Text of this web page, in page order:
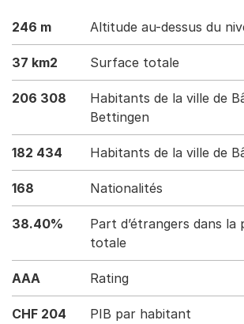
246 m Altitude au-dessus du
37 km2 Surface totale
206 308
Habitants de la ville de
Bettingen
182 434 Habitants de la ville de
168 Nationalités
38.40%
Part d’étrangers dans la
totale
AAA Rating
CHF 204
PIB par habitant